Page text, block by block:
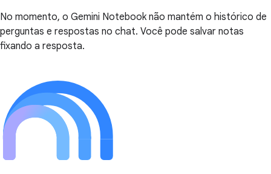
No momento, o Gemini Notebook não mantém o histórico de
perguntas e respostas no chat. Você pode salvar notas
fixando a resposta.